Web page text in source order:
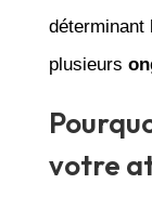
déterminant
plusieurs
votre